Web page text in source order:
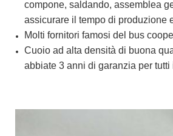
compone, saldando, assemblea
assicurare il tempo di produzione
Molti fornitori famosi del bus
Cuoio ad alta densità di buona
abbiate 3 anni di garanzia per